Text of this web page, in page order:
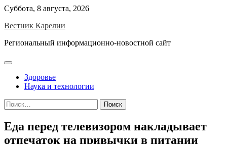
Skip
content
Суббота, 8 августа, 2026
Вестник Карелии
Региональный информационно-новостной сайт
Здоровье
Наука и технологии
Найти:
Еда перед телевизором накладывает
отпечаток на привычки в питании